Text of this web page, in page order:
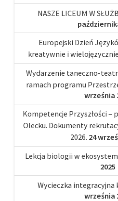
NASZE LICEUM W
Europejski Dzień
kreatywnie i
Wydarzenie taneczno-
ramach programu
września
Kompetencje Przyszłości –
Olecku. Dokumenty
2026. 24
Lekcja biologii w
2025
Wycieczka integracyjna
września